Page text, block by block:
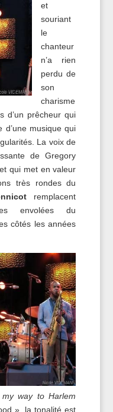
et
souriant
le
chanteur
n’a rien
perdu de
son
charisme
d’un prêcheur qui
d’une musique qui
La voix de
de Gregory
qui met en valeur
très rondes du
remplacent
envolées du
côtés les années
way to Harlem
», la tonalité est